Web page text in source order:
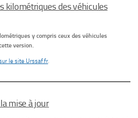
kilométriques des véhicules
y compris ceux des véhicules
version.
le site Urssaf.fr.
mise à jour